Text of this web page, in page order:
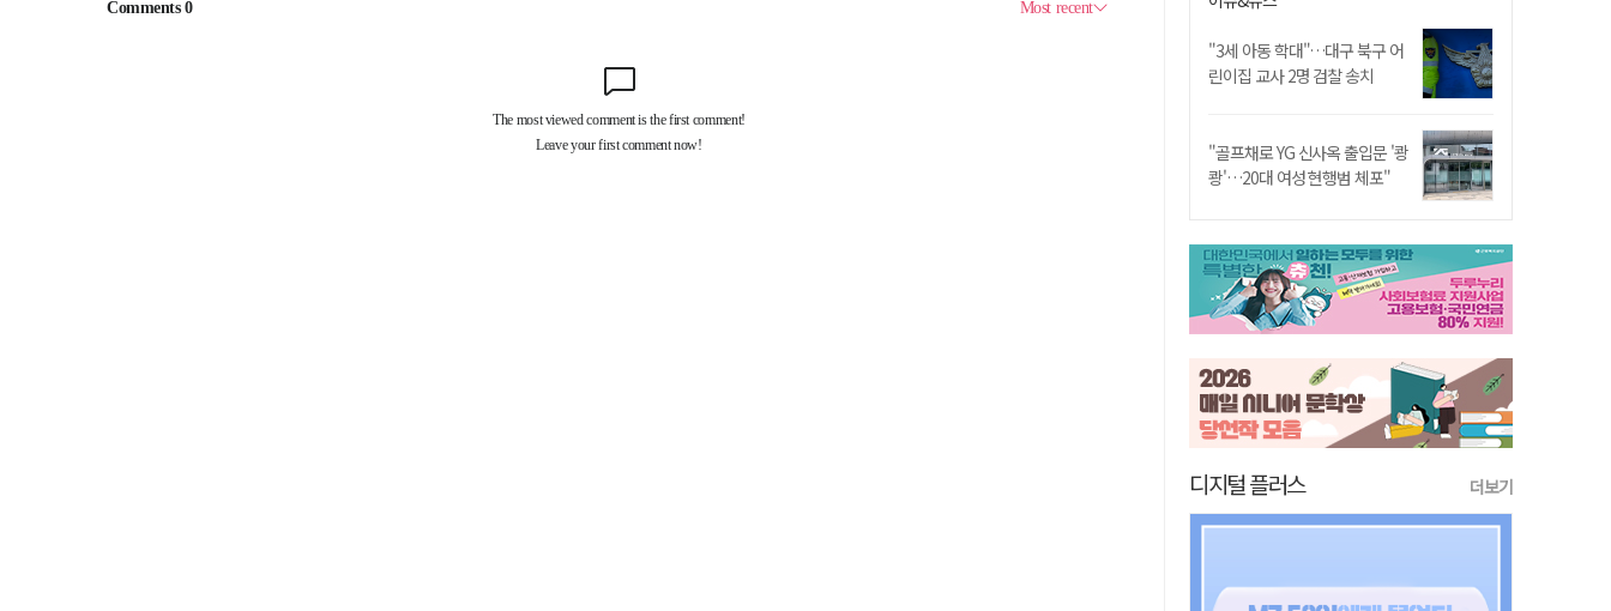
"3세 아동 학대"…대구 북구 어
린이집 교사 2명 검찰 송치
"골프채로 YG 신사옥 출입문 '쾅
쾅'…20대 여성 현행범 체포"
디지털 플러스 더보기